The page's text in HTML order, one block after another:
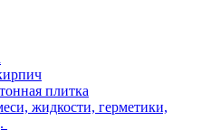
плитка
жидкости, герметики,